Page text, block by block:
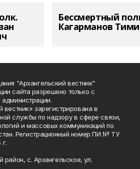
Бессмертный
Кагарманов
"Архангельский вестник"
сайта разрешено только с
администрации.
вестник» зарегистрирована в
службы по надзору в сфере связи,
и массовых коммуникаций по
Регистрационный номер ПИ № ТУ
г.
район, с. Архангельское, ул.